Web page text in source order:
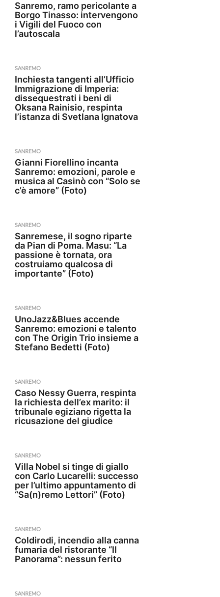
Sanremo, ramo pericolante a
Borgo Tinasso: intervengono
i Vigili del Fuoco con
l’autoscala
SANREMO
Inchiesta tangenti all’Ufficio
Immigrazione di Imperia:
dissequestrati i beni di
Oksana Rainisio, respinta
l’istanza di Svetlana Ignatova
SANREMO
Gianni Fiorellino incanta
Sanremo: emozioni, parole e
musica al Casinò con “Solo se
c’è amore” (Foto)
SANREMO
Sanremese, il sogno riparte
da Pian di Poma. Masu: “La
passione è tornata, ora
costruiamo qualcosa di
importante” (Foto)
SANREMO
UnoJazz&Blues accende
Sanremo: emozioni e talento
con The Origin Trio insieme a
Stefano Bedetti (Foto)
SANREMO
Caso Nessy Guerra, respinta
la richiesta dell’ex marito: il
tribunale egiziano rigetta la
ricusazione del giudice
SANREMO
Villa Nobel si tinge di giallo
con Carlo Lucarelli: successo
per l’ultimo appuntamento di
“Sa(n)remo Lettori” (Foto)
SANREMO
Coldirodi, incendio alla canna
fumaria del ristorante “Il
Panorama”: nessun ferito
SANREMO